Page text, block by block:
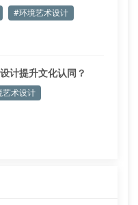
#环境艺术设计
计提升文化认同？
艺术设计